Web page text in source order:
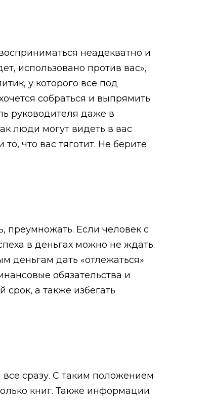
неадекватно и
использовано против вас»,
у которого все под
собраться и выпрямить
руководителя даже в
люди могут видеть в вас
что вас тяготит. Не берите
преумножать. Если человек с
в деньгах можно не ждать.
деньгам дать «отлежаться»
обязательства и
а также избегать
сразу. С таким положением
книг. Также информации